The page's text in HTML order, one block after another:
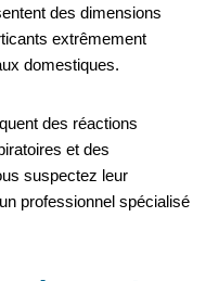
des dimensions
extrêmement
domestiques.
des réactions
et des
suspectez leur
professionnel spécialisé